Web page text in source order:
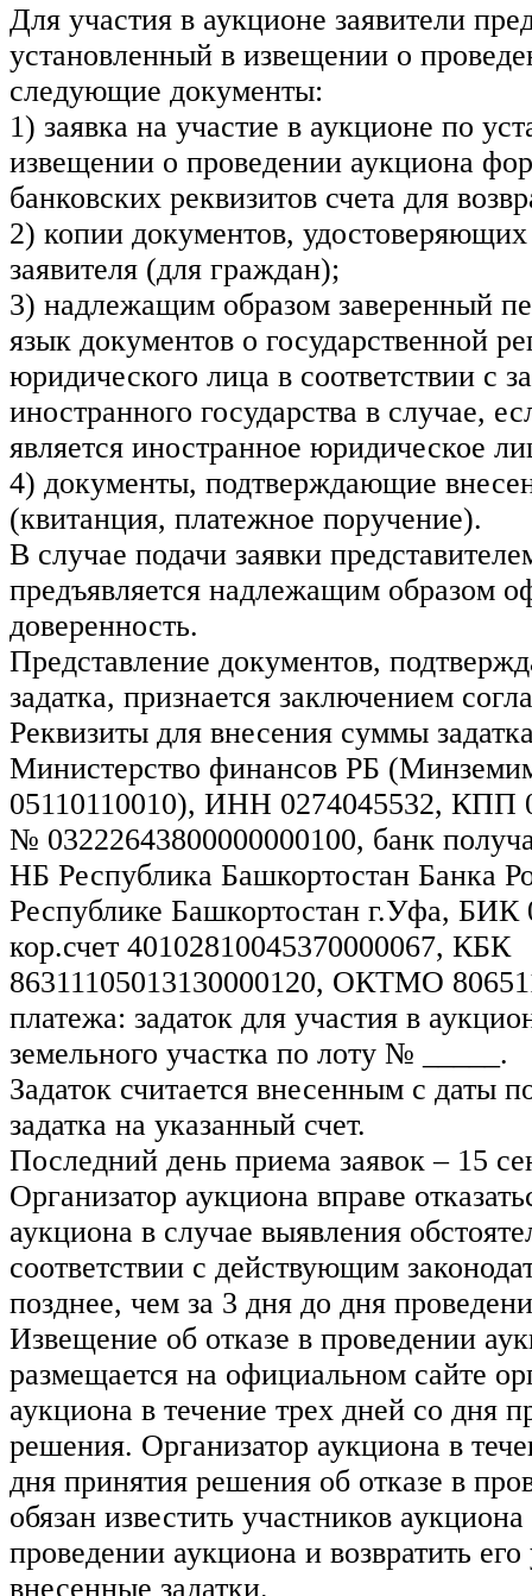
Для участия в аукционе заявители
установленный в извещении о
следующие документы:
1) заявка на участие в аукционе по
извещении о проведении аукциона
банковских реквизитов счета для
2) копии документов,
заявителя (для граждан);
3) надлежащим образом заверенный
язык документов о государственной
юридического лица в соответствии с
иностранного государства в случае,
является иностранное юридическое
4) документы, подтверждающие
(квитанция, платежное поручение).
В случае подачи заявки
предъявляется надлежащим образом
доверенность.
Представление документов,
задатка, признается заключением
Реквизиты для внесения суммы
Министерство финансов РБ
05110110010), ИНН 0274045532, КПП
№ 03222643800000000100, банк
НБ Республика Башкортостан Банка
Республике Башкортостан г.Уфа, БИК
кор.счет 40102810045370000067, КБК
86311105013130000120, ОКТМО
платежа: задаток для участия в
земельного участка по лоту № _____.
Задаток считается внесенным с даты
задатка на указанный счет.
Последний день приема заявок – 15
Организатор аукциона вправе
аукциона в случае выявления
соответствии с действующим
позднее, чем за 3 дня до дня
Извещение об отказе в проведении
размещается на официальном сайте
аукциона в течение трех дней со дня
решения. Организатор аукциона в
дня принятия решения об отказе в
обязан известить участников аукциона
проведении аукциона и возвратить
внесенные задатки.